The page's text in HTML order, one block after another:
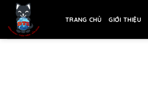
content
TRANG CHỦ GIỚI THIỆU